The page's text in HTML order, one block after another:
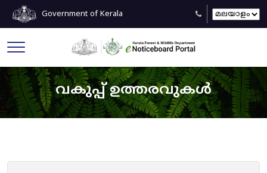
Government of Kerala
വകുപ്പ് ഉത്തരവുകൾ